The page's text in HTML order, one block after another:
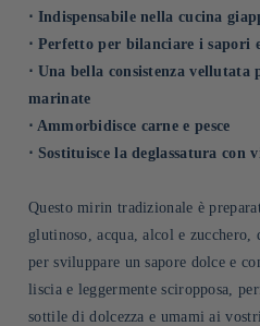
⋅ Indispensabile nella cucina
⋅ Perfetto per bilanciare i sapori
⋅ Una bella consistenza vellutata
marinate
⋅ Ammorbidisce carne e pesce
⋅ Sostituisce la deglassatura con
Questo mirin tradizionale è
glutinoso, acqua, alcol e
per sviluppare un sapore dolce e
liscia e leggermente sciropposa,
sottile di dolcezza e umami ai